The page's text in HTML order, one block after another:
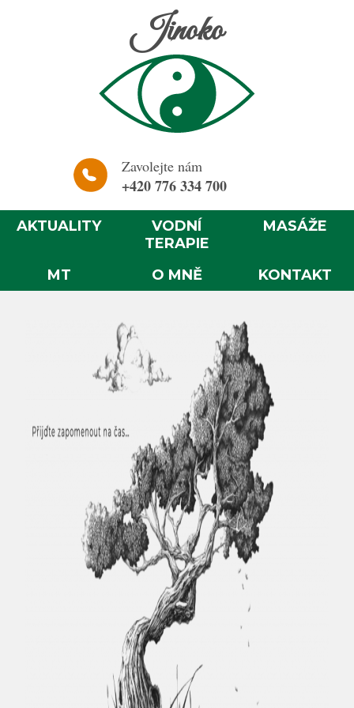
Jinoko
Zavolejte nám
+420 776 334 700
AKTUALITY
VODNÍ
TERAPIE
MASÁŽE
MT O MNĚ KONTAKT